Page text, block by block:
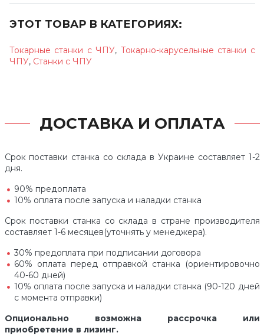
ЭТОТ ТОВАР В КАТЕГОРИЯХ:
Токарные станки с ЧПУ, Токарно-карусельные станки с
ЧПУ, Станки с ЧПУ
ДОСТАВКА И ОПЛАТА
Срок поставки станка со склада в Украине составляет 1-2
дня.
90% предоплата
10% оплата после запуска и наладки станка
Срок поставки станка со склада в стране производителя
составляет 1-6 месяцев(уточнять у менеджера).
30% предоплата при подписании договора
60% оплата перед отправкой станка (ориентировочно
40-60 дней)
10% оплата после запуска и наладки станка (90-120 дней
с момента отправки)
Опционально возможна рассрочка или
приобретение в лизинг.